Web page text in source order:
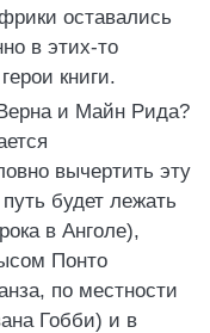
оставались
в этих-то
книги.
и Майн Рида?
вычертить эту
будет лежать
в Анголе),
Понто
по местности
Гобби) и в